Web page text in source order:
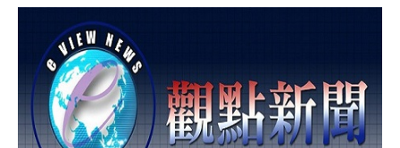
關於NEEDS
今日最新
節目表
全球Live收聽
needs 專欄